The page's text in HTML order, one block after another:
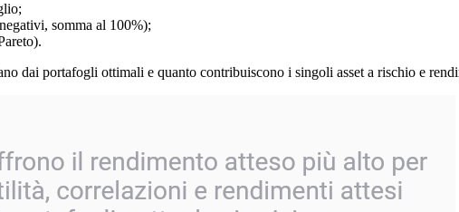
somma al 100%);
dai portafogli ottimali e quanto contribuiscono i singoli asset a rischio e